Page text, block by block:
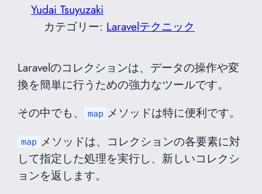
Yudai Tsuyuzaki
カテゴリー: Laravelテクニック
Laravelのコレクションは、データの操作や変
換を簡単に行うための強力なツールです。
その中でも、
map メソッドは特に便利です。
map メソッドは、コレクションの各要素に対
して指定した処理を実行し、新しいコレクシ
ョンを返します。